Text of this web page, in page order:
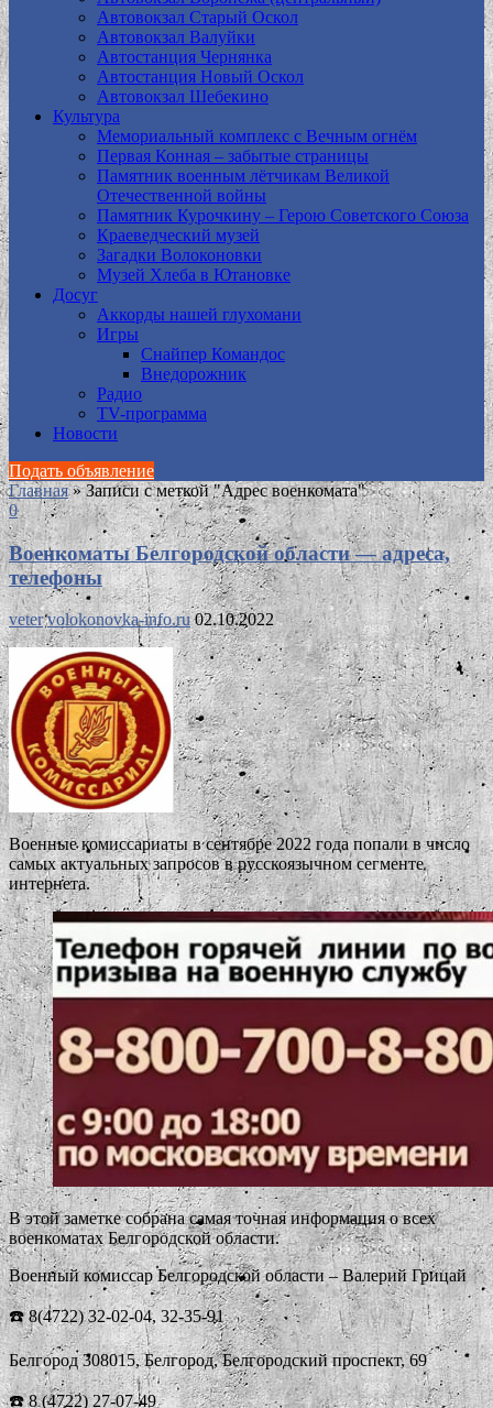
Автовокзал Старый Оскол
Автовокзал Валуйки
Автостанция Чернянка
Автостанция Новый Оскол
Автовокзал Шебекино
Культура
Мемориальный комплекс с Вечным огнём
Первая Конная – забытые страницы
Памятник военным лётчикам Великой
Отечественной войны
Памятник Курочкину – Герою Советского Союза
Краеведческий музей
Загадки Волоконовки
Музей Хлеба в Ютановке
Досуг
Аккорды нашей глухомани
Игры
Снайпер Командос
Внедорожник
Радио
TV-программа
Новости
Подать объявление
Главная » Записи с меткой "Адрес военкомата"
0
Военкоматы Белгородской области — адреса,
телефоны
veter volokonovka-info.ru 02.10.2022
Военные комиссариаты в сентябре 2022 года попали в число
самых актуальных запросов в русскоязычном сегменте
интернета.
В этой заметке собрана самая точная информация о всех
военкоматах Белгородской области.
Военный комиссар Белгородской области – Валерий Грицай
☎️ 8(4722) 32-02-04, 32-35-91
Белгород 308015, Белгород, Белгородский проспект, 69
☎️ 8 (4722) 27-07-49